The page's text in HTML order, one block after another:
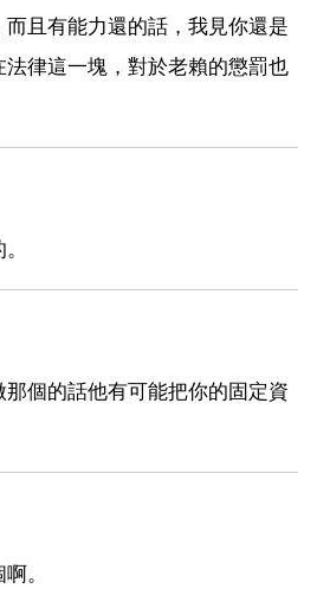
且有能力還的話，我見你還是
律這一塊，對於老賴的懲罰也
個的話他有可能把你的固定資
。